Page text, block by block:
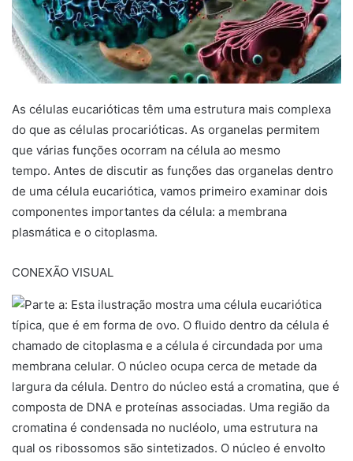
As células eucarióticas têm uma estrutura mais complexa
do que as células procarióticas. As organelas permitem
que várias funções ocorram na célula ao mesmo
tempo. Antes de discutir as funções das organelas dentro
de uma célula eucariótica, vamos primeiro examinar dois
componentes importantes da célula: a membrana
plasmática e o citoplasma.
CONEXÃO VISUAL